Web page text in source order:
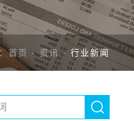
首页 -资讯- 行业新闻